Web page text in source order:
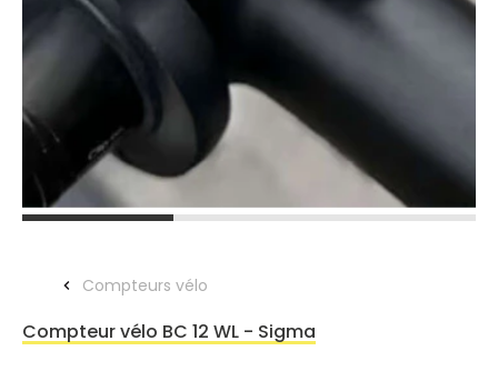
Compteurs vélo
Compteur vélo BC 12 WL - Sigma